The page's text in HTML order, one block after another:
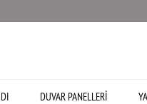
DUVAR PANELLERI